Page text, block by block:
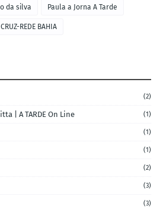
da silva Paula a Jorna A Tarde
REDE BAHIA
(2)
| A TARDE On Line (1)
(1)
(1)
(2)
(3)
(3)